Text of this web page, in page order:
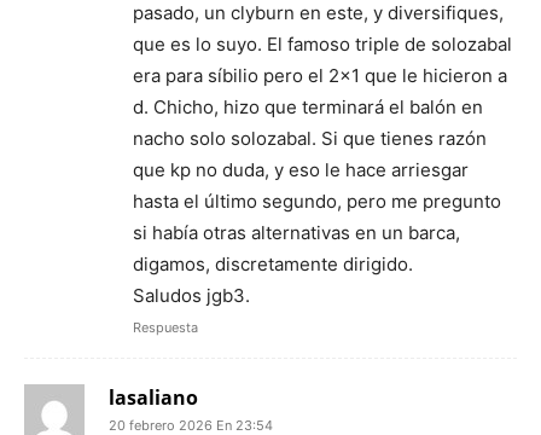
pasado, un clyburn en este, y diversifiques,
que es lo suyo. El famoso triple de solozabal
era para síbilio pero el 2×1 que le hicieron a
d. Chicho, hizo que terminará el balón en
nacho solo solozabal. Si que tienes razón
que kp no duda, y eso le hace arriesgar
hasta el último segundo, pero me pregunto
si había otras alternativas en un barca,
digamos, discretamente dirigido.
Saludos jgb3.
Respuesta
lasaliano
20 febrero 2026 En 23:54